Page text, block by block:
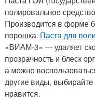
полировальное
Производится в форме
порошка. Паста для
«ВИАМ-3» — удаляет
прозрачность и блеск
а можно
другие виды,
нравится.